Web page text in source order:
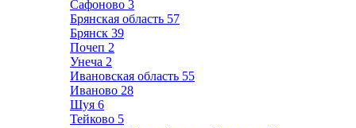
Сафоново 3
Брянская область 57
Брянск 39
Почеп 2
Унеча 2
Ивановская область 55
Иваново 28
Шуя 6
Тейково 5